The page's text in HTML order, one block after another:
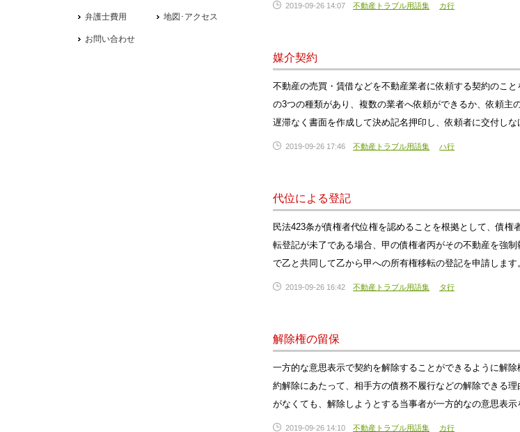
2019-09-26 14:07 不動産トラブル用語集 カ行
媒介契約
不動産の売買・賃借などを不動産業者に依頼する契約のこ
の3つの種類があり、複数の業者へ依頼ができるか、依頼主
遅滞なく書面を作成して決め記名押印し、依頼者に交付しな
2019-09-26 17:46 不動産トラブル用語集 ハ行
代位による登記
民法423条が債権者代位権を認めることを根拠として、債
転登記が未了である場合、甲の債権者丙がその不動産を強
で乙と共同して乙から甲への所有権移転の登記を申請します
2019-09-26 16:42 不動産トラブル用語集 タ行
解除権の留保
一方的な意思表示で契約を解除することができるように解
約解除にあたって、相手方の債務不履行などの解除できる
がなくても、解除しようとする当事者が一方的なの意思表
2019-09-26 14:10 不動産トラブル用語集 カ行
弁護士費用 地図･アクセス
お問い合わせ